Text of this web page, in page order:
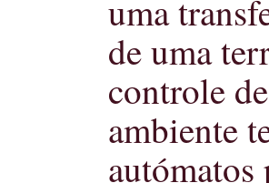
uma
de uma
controle
ambiente
autómatos